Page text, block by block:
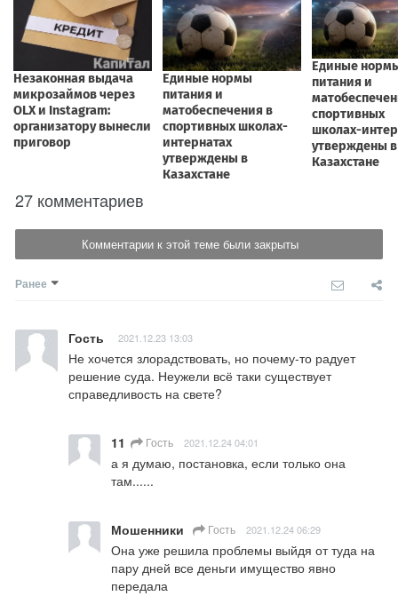
27 комментариев
Комментарии к этой теме были закрыты
Ранее
Гость 2021.12.23 13:03
Не хочется злорадствовать, но почему-то радует
решение суда. Неужели всё таки существует
справедливость на свете?
11 Гость 2021.12.24 04:01
а я думаю, постановка, если только она
там......
Мошенники Гость 2021.12.24 06:29
Она уже решила проблемы выйдя от туда на
пару дней все деньги имущество явно
передала